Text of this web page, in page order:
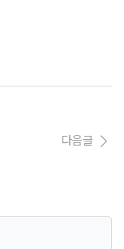
다음글